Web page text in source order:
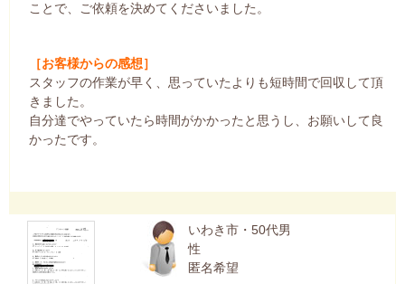
ことで、ご依頼を決めてくださいました。
［お客様からの感想］
スタッフの作業が早く、思っていたよりも短時間で回収して頂
きました。
自分達でやっていたら時間がかかったと思うし、お願いして良
かったです。
いわき市・50代男
性
匿名希望